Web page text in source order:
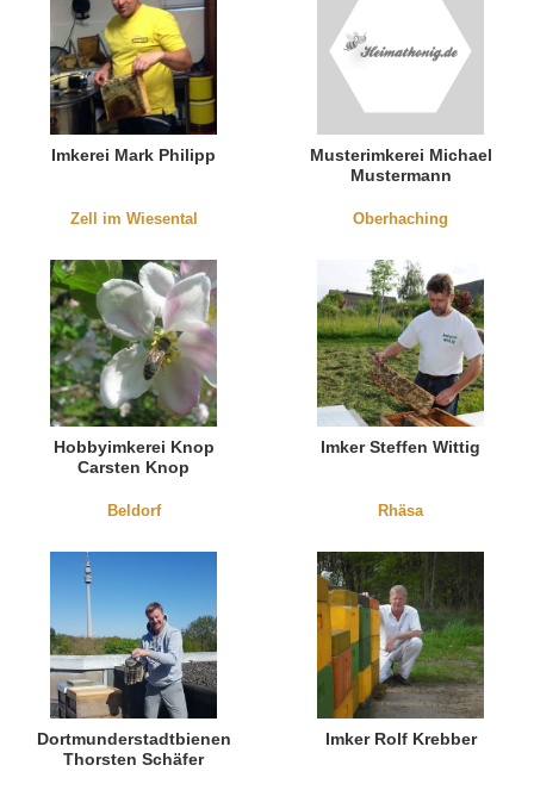
Imkerei Mark Philipp
Zell im Wiesental
Musterimkerei Michael
Mustermann
Oberhaching
Hobbyimkerei Knop
Carsten Knop
Beldorf
Imker Steffen Wittig
Rhäsa
Dortmunderstadtbienen
Thorsten Schäfer
Imker Rolf Krebber